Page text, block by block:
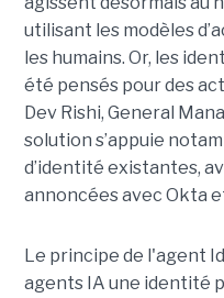
utilisant les modèles
les humains. Or, les
été pensés pour des
Dev Rishi, General
solution s’appuie
d’identité existantes,
annoncées avec Okta
Le principe de l'agent
agents IA une identité